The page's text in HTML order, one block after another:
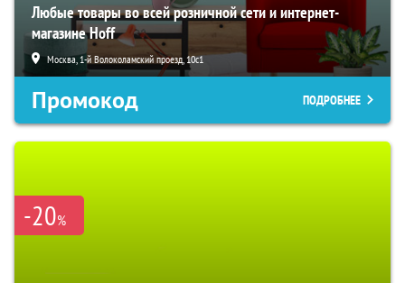
Любые товары во всей розничной сети и интернет-
магазине Hoff
Москва, 1-й Волоколамский проезд, 10с1
Промокод ПОДРОБНЕЕ
-20%